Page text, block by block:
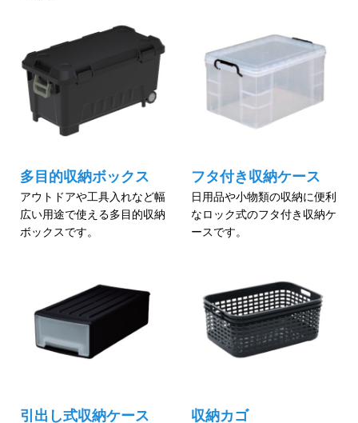
多目的収納ボックス
アウトドアや工具入れなど幅
広い用途で使える多目的収納
ボックスです。
フタ付き収納ケース
日用品や小物類の収納に便利
なロック式のフタ付き収納ケ
ースです。
引出し式収納ケース 収納カゴ